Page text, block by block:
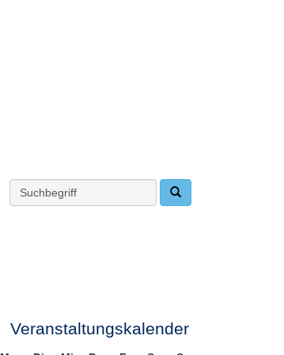
Veranstaltungskalender